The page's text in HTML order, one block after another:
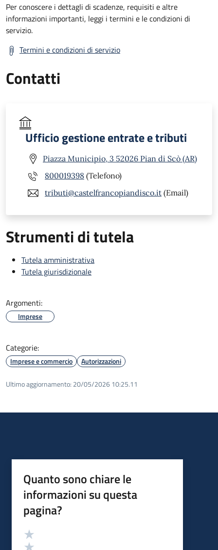
Per conoscere i dettagli di scadenze, requisiti e altre
informazioni importanti, leggi i termini e le condizioni di
servizio.
Termini e condizioni di servizio
Contatti
Ufficio gestione entrate e tributi
Piazza Municipio, 3 52026 Pian di Scò (AR)
800019398 (Telefono)
tributi@castelfrancopiandisco.it (Email)
Strumenti di tutela
Tutela amministrativa
Tutela giurisdizionale
Argomenti:
Imprese
Categorie:
Imprese e commercio Autorizzazioni
Ultimo aggiornamento: 20/05/2026 10:25.11
Quanto sono chiare le
informazioni su questa
pagina?
Valutazione